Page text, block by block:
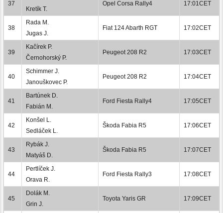
37
Kretík T.
Opel Corsa Rally4 17:01CET
38
Rada M.
Jugas J.
Fiat 124 Abarth RGT 17:02CET
39
Kačírek P.
Černohorský P.
Peugeot 208 R2 17:03CET
40
Schimmer J.
Janouškovec P.
Peugeot 208 R2 17:04CET
41
Bartúnek D.
Fabián M.
Ford Fiesta Rally4 17:05CET
42
Konšel L.
Sedláček L.
Škoda Fabia R5 17:06CET
43
Rybák J.
Matyáš D.
Škoda Fabia R5 17:07CET
44
Pertlíček J.
Orava R.
Ford Fiesta Rally3 17:08CET
45
Dolák M.
Grin J.
Toyota Yaris GR 17:09CET